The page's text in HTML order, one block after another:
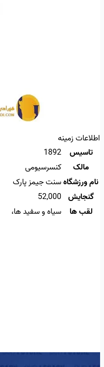
اطلاعات زمینه
تاسیس
1892
مالک
کنسرسیومی
نام ورزشگاهسنت جیمز پارک
گنجایش 52,000
لقب ها
سیاه و سفید ها،